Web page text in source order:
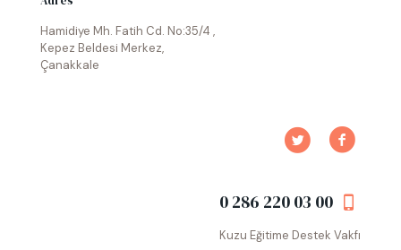
Hamidiye Mh. Fatih Cd. No:35/4 ,
Kepez Beldesi Merkez,
Çanakkale
0 286 220 03 00
Kuzu Eğitime Destek Vakfı